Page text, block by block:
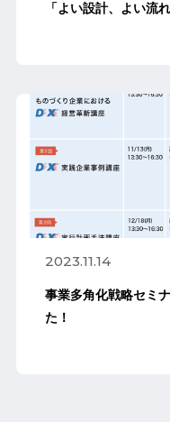
「よい設計、よい流
2023.11.14
事業多角化戦略セミ
た！